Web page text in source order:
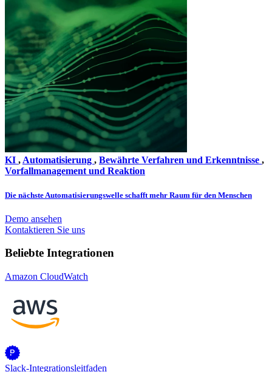
KI , Automatisierung , Bewährte Verfahren und Erkenntnisse ,
Vorfallmanagement und Reaktion
Die nächste Automatisierungswelle schafft mehr Raum für den Menschen
Demo ansehen
Kontaktieren Sie uns
Beliebte Integrationen
Amazon CloudWatch
Slack-Integrationsleitfaden